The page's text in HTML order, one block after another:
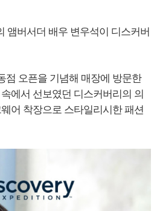
앰버서더 배우 변우석이 디스커버
점 오픈을 기념해 매장에 방문한
에서 선보였던 디스커버리의 의
어 착장으로 스타일리시한 패션